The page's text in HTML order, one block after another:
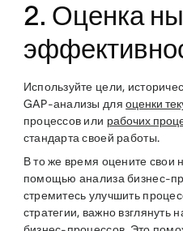
2. Оценка
Используйте цели,
GAP-анализы дляоценки
процессов или рабочих
стандарта своей работы.
В то же время оцените
помощью анализа бизнес-
стремитесь улучшить
стратегии, важно взглянуть